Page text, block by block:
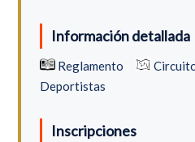
Información detallada
Reglamento
Deportistas
Inscripciones